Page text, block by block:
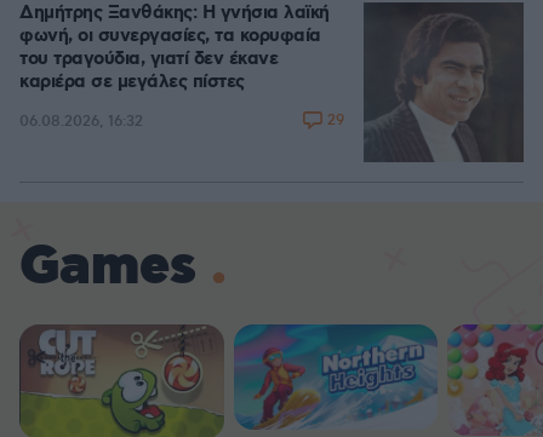
Δημήτρης Ξανθάκης: Η γνήσια λαϊκή
φωνή, οι συνεργασίες, τα κορυφαία
του τραγούδια, γιατί δεν έκανε
καριέρα σε μεγάλες πίστες
06.08.2026, 16:32 29
Games